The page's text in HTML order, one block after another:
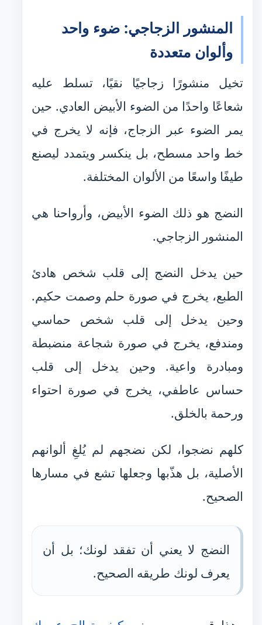
المنشور الزجاجي: ضوء واحد
وألوان متعددة
تخيل منشورًا زجاجيًا نقيًا، تسلط عليه
شعاعًا واحدًا من الضوء الأبيض العادي. حين
يمر الضوء عبر الزجاج، فإنه لا يخرج في
خط واحد مسطح، بل ينكسر ويتمدد ليصنع
طيفًا واسعًا من الألوان المختلفة.
النضج هو ذلك الضوء الأبيض، وأرواحنا هي
المنشور الزجاجي.
حين يدخل النضج إلى قلب شخص هادئ
الطبع، يخرج في صورة حلم وصمت حكيم.
وحين يدخل إلى قلب شخص حماسي
ومندفع، يخرج في صورة شجاعة منضبطة
ومبادرة واعية. وحين يدخل إلى قلب
حساس عاطفي، يخرج في صورة احتواء
ورحمة بالخلق.
كلهم نضجوا، لكن نضجهم لم يُلغِ ألوانهم
الأصلية، بل هذّبها وجعلها تشع في مسارها
الصحيح.
النضج لا يعني أن تفقد لونك؛ بل أن
يعرف لونك طريقه الصحيح.